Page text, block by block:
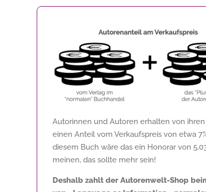
Autorinnen und Autoren erhalten von ihren
einen Anteil vom Verkaufspreis von etwa
diesem Buch wäre das ein Honorar von
meinen, das sollte mehr sein!
Deshalb zahlt der Autorenwelt-Shop